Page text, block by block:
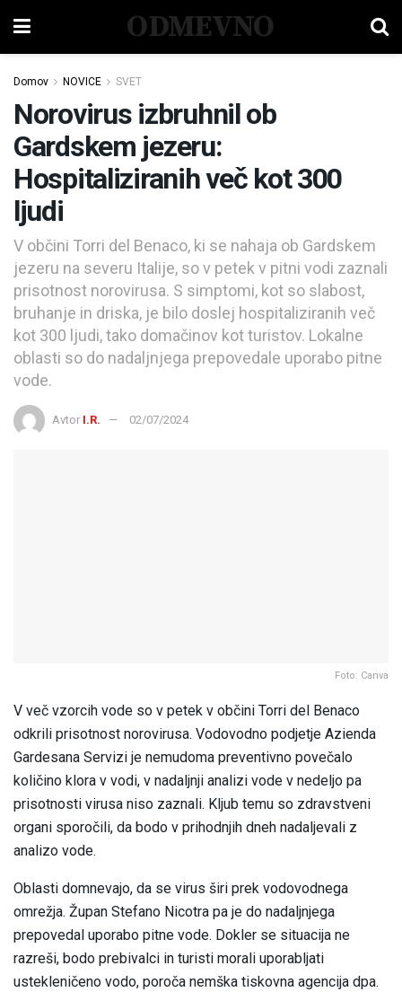
ODMEVNO
Domov NOVICE SVET
Norovirus izbruhnil ob
Gardskem jezeru:
Hospitaliziranih več kot 300
ljudi
V občini Torri del Benaco, ki se nahaja ob Gardskem
jezeru na severu Italije, so v petek v pitni vodi zaznali
prisotnost norovirusa. S simptomi, kot so slabost,
bruhanje in driska, je bilo doslej hospitaliziranih več
kot 300 ljudi, tako domačinov kot turistov. Lokalne
oblasti so do nadaljnjega prepovedale uporabo pitne
vode.
Avtor I.R. 02/07/2024
Foto: Canva
V več vzorcih vode so v petek v občini Torri del Benaco
odkrili prisotnost norovirusa. Vodovodno podjetje Azienda
Gardesana Servizi je nemudoma preventivno povečalo
količino klora v vodi, v nadaljnji analizi vode v nedeljo pa
prisotnosti virusa niso zaznali. Kljub temu so zdravstveni
organi sporočili, da bodo v prihodnjih dneh nadaljevali z
analizo vode.
Oblasti domnevajo, da se virus širi prek vodovodnega
omrežja. Župan Stefano Nicotra pa je do nadaljnjega
prepovedal uporabo pitne vode. Dokler se situacija ne
razreši, bodo prebivalci in turisti morali uporabljati
ustekleničeno vodo, poroča nemška tiskovna agencija dpa.